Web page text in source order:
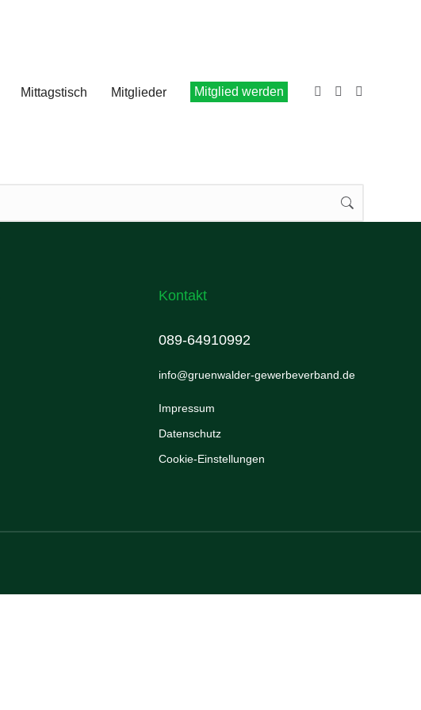
Mittagstisch Mitglieder Mitglied werden
Kontakt
089-64910992
info@gruenwalder-gewerbeverband.de
Impressum
Datenschutz
Cookie-Einstellungen